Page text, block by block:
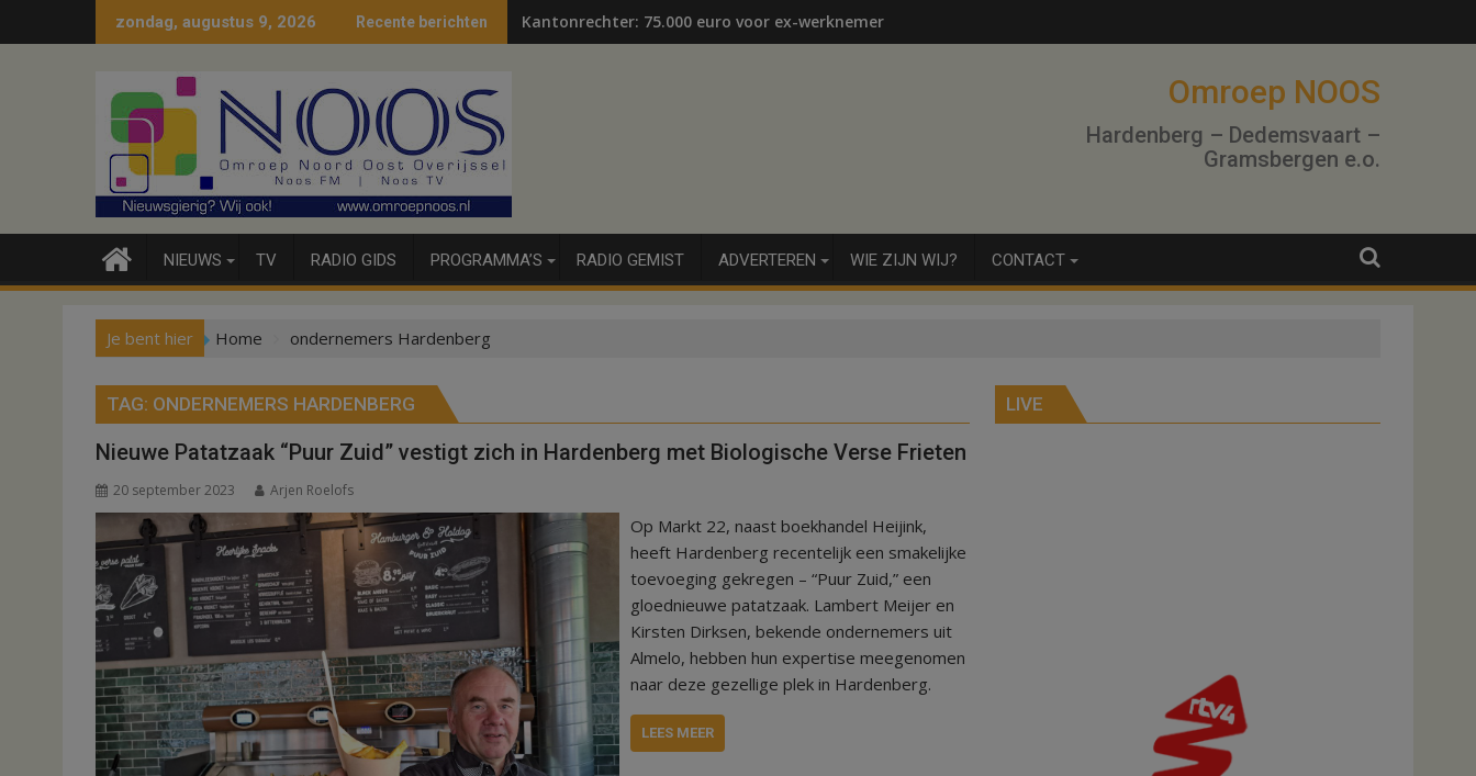
naar
zondag, augustus 9, 2026 Recente berichten Kantonrechter: 75.000 euro voor ex-werknemers
Omroep NOOS
Hardenberg – Dedemsvaart –
Gramsbergen e.o.
NIEUWS TV RADIO GIDS PROGRAMMA’S RADIO GEMIST ADVERTEREN WIE ZIJN WIJ? CONTACT
Je bent hier Home ondernemers Hardenberg
TAG: ONDERNEMERS HARDENBERG
Nieuwe Patatzaak “Puur Zuid” vestigt zich in Hardenberg met Biologische Verse Frieten
20 september 2023 Arjen Roelofs
Op Markt 22, naast boekhandel Heijink,
heeft Hardenberg recentelijk een smakelijke
toevoeging gekregen – “Puur Zuid,” een
gloednieuwe patatzaak. Lambert Meijer en
Kirsten Dirksen, bekende ondernemers uit
Almelo, hebben hun expertise meegenomen
naar deze gezellige plek in Hardenberg.
LEES MEER
LIVE